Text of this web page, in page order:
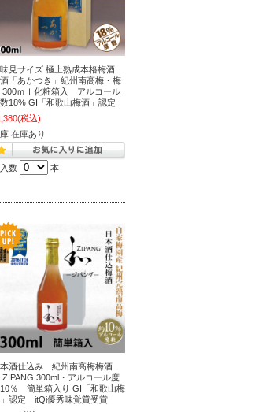
見サイズ 極上熟成本格梅酒
「あかつき」紀州南高梅・梅
300ｍｌ化粧箱入 アルコール
18% GI「和歌山梅酒」認定
(税込)
在庫あり
数 本
本酒仕込み 紀州南高梅梅酒
ZIPANG 300ml・アルコール度
％ 簡単箱入り GI「和歌山梅
認定 itQi優秀味覚賞受賞